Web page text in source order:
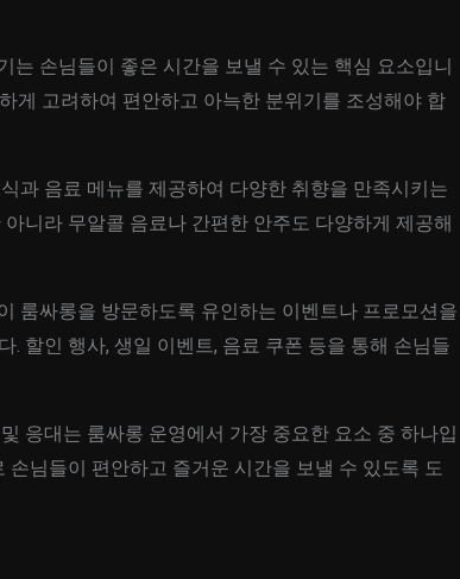
는 손님들이 좋은 시간을 보낼 수 있는 핵심 요소입니
게 고려하여 편안하고 아늑한 분위기를 조성해야 합
과 음료 메뉴를 제공하여 다양한 취향을 만족시키는
니라 무알콜 음료나 간편한 안주도 다양하게 제공해
룸싸롱을 방문하도록 유인하는 이벤트나 프로모션을
. 할인 행사, 생일 이벤트, 음료 쿠폰 등을 통해 손님들
응대는 룸싸롱 운영에서 가장 중요한 요소 중 하나입
손님들이 편안하고 즐거운 시간을 보낼 수 있도록 도